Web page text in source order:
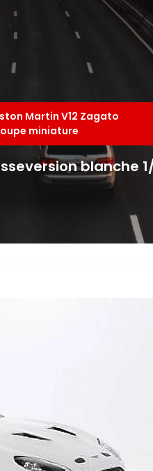
Martin V12 Zagato
miniature
blanche